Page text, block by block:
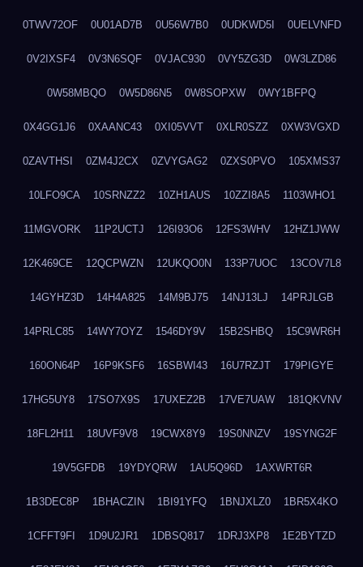
0TWV72OF 0U01AD7B 0U56W7B0 0UDKWD5I 0UELVNFD
0V2IXSF4 0V3N6SQF 0VJAC930 0VY5ZG3D 0W3LZD86
0W58MBQO 0W5D86N5 0W8SOPXW 0WY1BFPQ
0X4GG1J6 0XAANC43 0XI05VVT 0XLR0SZZ 0XW3VGXD
0ZAVTHSI 0ZM4J2CX 0ZVYGAG2 0ZXS0PVO 105XMS37
10LFO9CA 10SRNZZ2 10ZH1AUS 10ZZI8A5 1103WHO1
11MGVORK 11P2UCTJ 126I93O6 12FS3WHV 12HZ1JWW
12K469CE 12QCPWZN 12UKQO0N 133P7UOC 13COV7L8
14GYHZ3D 14H4A825 14M9BJ75 14NJ13LJ 14PRJLGB
14PRLC85 14WY7OYZ 1546DY9V 15B2SHBQ 15C9WR6H
160ON64P 16P9KSF6 16SBWI43 16U7RZJT 179PIGYE
17HG5UY8 17SO7X9S 17UXEZ2B 17VE7UAW 181QKVNV
18FL2H11 18UVF9V8 19CWX8Y9 19S0NNZV 19SYNG2F
19V5GFDB 19YDYQRW 1AU5Q96D 1AXWRT6R
1B3DEC8P 1BHACZIN 1BI91YFQ 1BNJXLZ0 1BR5X4KO
1CFFT9FI 1D9U2JR1 1DBSQ817 1DRJ3XP8 1E2BYTZD